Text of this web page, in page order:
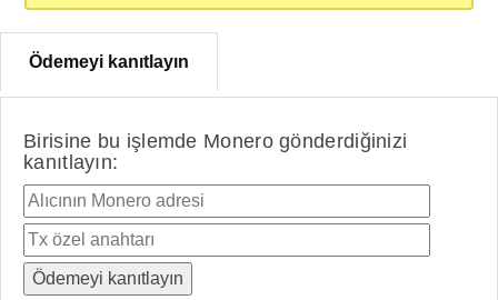
Ödemeyi kanıtlayın
Birisine bu işlemde Monero gönderdiğinizi
kanıtlayın: